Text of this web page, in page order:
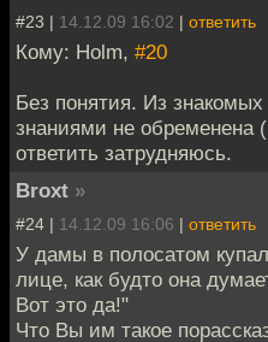
#23 | 14.12.09 16:02 | ответить
Кому: Holm, #20
Без понятия. Из
знаниями не обременена
ответить затрудняюсь.
Broxt »
#24 | 14.12.09 16:06 | ответить
У дамы в полосатом
лице, как будто она
Вот это да!"
Что Вы им такое